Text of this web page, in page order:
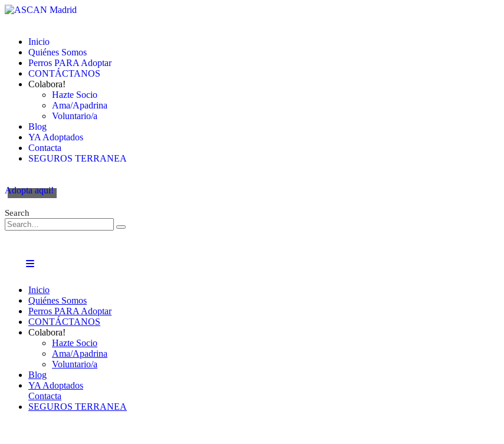
Inicio
Quiénes Somos
Perros PARA Adoptar
CONTÁCTANOS
Colabora!
Hazte Socio
Ama/Apadrina
Voluntario/a
Blog
YA Adoptados
Contacta
SEGUROS TERRANEA
Adopta aqui!
Search
Inicio
Quiénes Somos
Perros PARA Adoptar
CONTÁCTANOS
Colabora!
Hazte Socio
Ama/Apadrina
Voluntario/a
Blog
YA Adoptados
Contacta
SEGUROS TERRANEA